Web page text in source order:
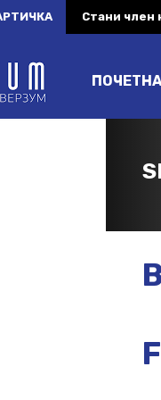
Стани член
ПОЧЕТНА